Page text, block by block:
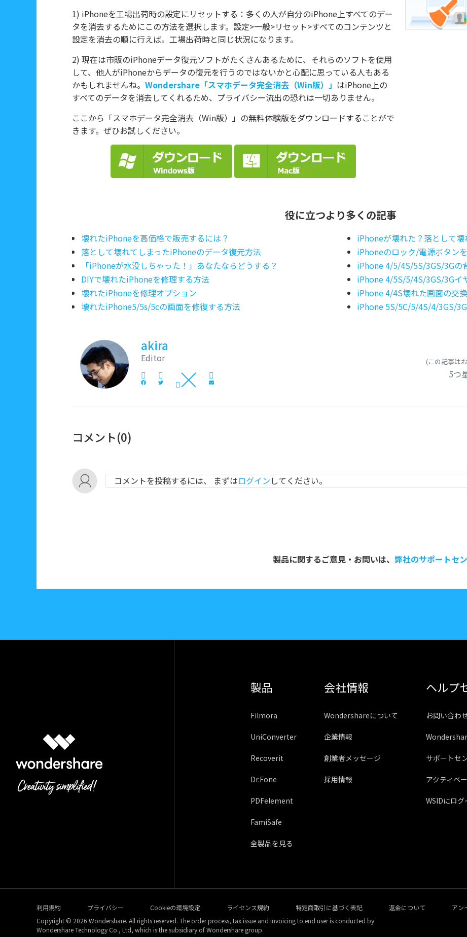
1) iPhoneを工場出荷時の設定にリセットする：多くの人が自分のiPhone上すべてのデー
タを消去するためにこの方法を選択します。設定>一般>リセット>すべてのコンテンツと
設定を消去の順に行えば。工場出荷時と同じ状況になります。
2) 現在は市販のiPhoneデータ復元ソフトがたくさんあるために、それらのソフトを使用
して、他人がiPhoneからデータの復元を行うのではないかと心配に思っている人もある
かもしれませんね。 Wondershare「スマホデータ完全消去（Win版）」 はiPhone上の
すべてのデータを消去してくれるため、プライバシー流出の恐れは一切ありません。
ここから「スマホデータ完全消去（Win版）」の無料体験版をダウンロードすることがで
きます。ぜひお試しください。
役に立つより多くの記事
壊れたiPhoneを高価格で販売するには？
落として壊れてしまったiPhoneのデータ復元方法
「iPhoneが水没しちゃった！」あなたならどうする？
DIYで壊れたiPhoneを修理する方法
壊れたiPhoneを修理オプション
壊れたiPhone5/5s/5cの画面を修復する方法
iPhoneが壊れた？落として
iPhoneのロック/電源ボタン
iPhone 4/5/4S/5S/3GS/3Gの
iPhone 4/5S/5/4S/3GS/3Gイ
iPhone 4/4S壊れた画面の交
iPhone 5S/5C/5/4S/4/3GS/
akira
Editor (この記事は
5つ
コメント(0)
コメントを投稿するには、 まずはログインしてください。
製品に関するご意見・お問いは、 弊社のサポートセ
製品
Filmora
UniConverter
Recoverit
Dr.Fone
PDFelement
FamiSafe
全製品を見る
会社情報
Wondershareについて
企業情報
創業者メッセージ
採用情報
ヘルプ
お問い合わ
サポートセ
アクティベ
WSIDにログ
利用規約 プライバシー Cookieの環境設定 ライセンス規約 特定商取引に基づく表記 返金について
アン
Copyright © 2026 Wondershare. All rights reserved. The order process, tax issue and invoicing to end user is conducted by
Wondershare Technology Co., Ltd, which is the subsidiary of Wondershare group.